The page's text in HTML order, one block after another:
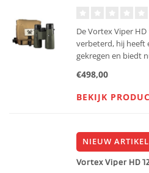
De Vortex Viper
verbeterd, hij heeft
gekregen en biedt
gepatenteerde XR
contrast en de k
€498,00
BEKIJK
NIEUW ARTIKEL
Vortex Viper HD